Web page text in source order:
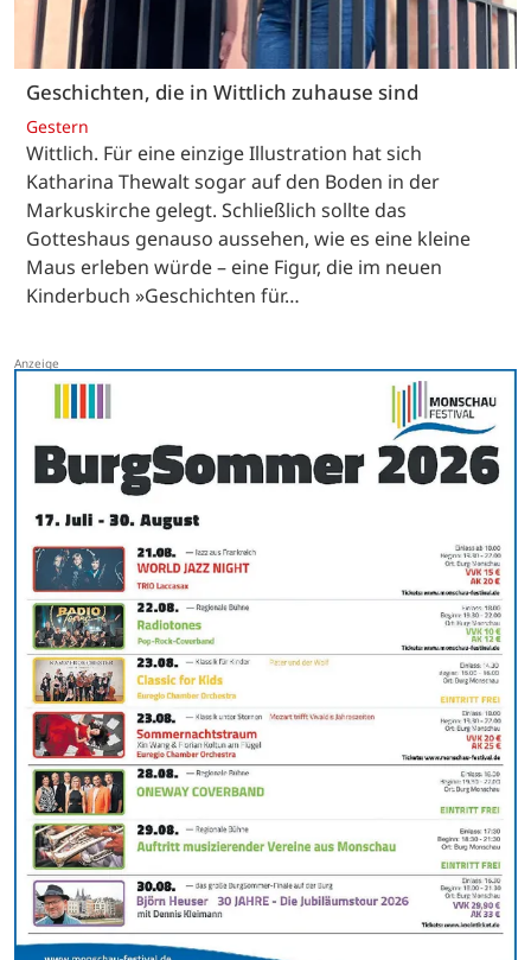
Geschichten, die in Wittlich zuhause sind
Gestern
Wittlich. Für eine einzige Illustration hat sich
Katharina Thewalt sogar auf den Boden in der
Markuskirche gelegt. Schließlich sollte das
Gotteshaus genauso aussehen, wie es eine kleine
Maus erleben würde – eine Figur, die im neuen
Kinderbuch »Geschichten für…